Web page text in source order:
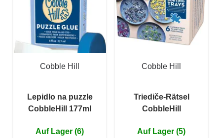
Cobble Hill
Lepidlo na puzzle
CobbleHill 177ml
Auf Lager (6)
Cobble Hill
Triediče-Rätsel
CobbleHill
Auf Lager (5)